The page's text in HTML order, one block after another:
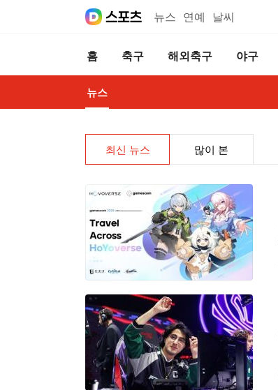
뉴스 연예 날씨
홈 축구 해외축구 야구
뉴스
최신 뉴스 많이 본